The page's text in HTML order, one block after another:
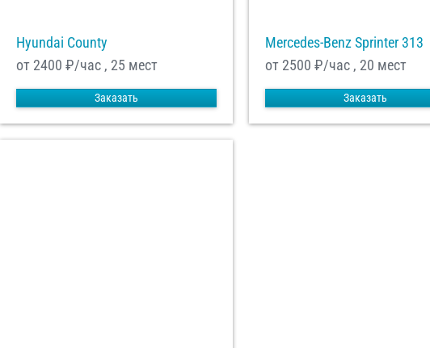
Hyundai County
от 2400 ₽/час , 25 мест
Заказать
Mercedes-Benz Sprinter 313
от 2500 ₽/час , 20 мест
Заказать